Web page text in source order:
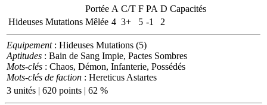
Portée A C/T F PA D Capacités
Hideuses Mutations Mêlée 4 3+ 5 -1 2
Equipement: Hideuses Mutations (5)
Aptitudes : Bain de Sang Impie, Pactes Sombres
Mots-clés : Chaos, Démon, Infanterie, Possédés
Mots-clés de faction : Hereticus Astartes
3 unités | 620 points | 62 %